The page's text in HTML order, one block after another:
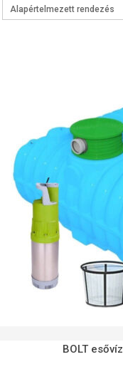
BOLT